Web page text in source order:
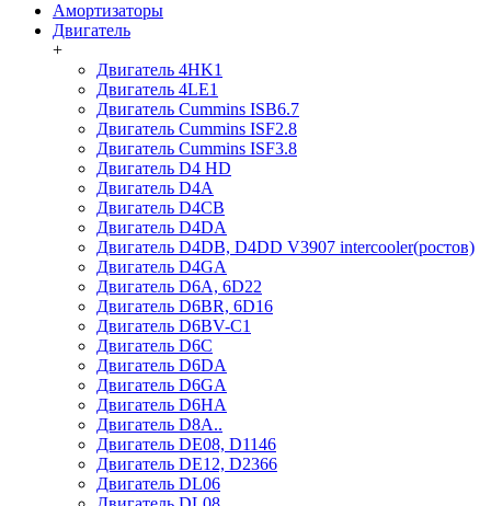
Амортизаторы
Двигатель
+
Двигатель 4HK1
Двигатель 4LE1
Двигатель Cummins ISB6.7
Двигатель Cummins ISF2.8
Двигатель Cummins ISF3.8
Двигатель D4 HD
Двигатель D4A
Двигатель D4CB
Двигатель D4DA
Двигатель D4DB, D4DD V3907 intercooler(ростов)
Двигатель D4GA
Двигатель D6A, 6D22
Двигатель D6BR, 6D16
Двигатель D6BV-C1
Двигатель D6C
Двигатель D6DA
Двигатель D6GA
Двигатель D6HA
Двигатель D8A..
Двигатель DE08, D1146
Двигатель DE12, D2366
Двигатель DL06